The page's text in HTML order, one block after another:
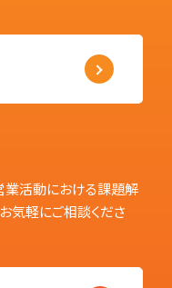
業活動における課題解
気軽にご相談くださ